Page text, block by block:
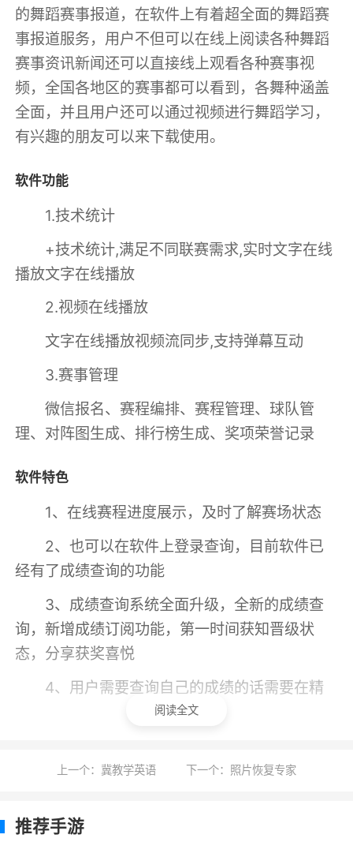
的舞蹈赛事报道，在软件上有着超全面的舞蹈赛
事报道服务，用户不但可以在线上阅读各种舞蹈
赛事资讯新闻还可以直接线上观看各种赛事视
频，全国各地区的赛事都可以看到，各舞种涵盖
全面，并且用户还可以通过视频进行舞蹈学习，
有兴趣的朋友可以来下载使用。
软件功能
1.技术统计
+技术统计,满足不同联赛需求,实时文字在线
播放文字在线播放
2.视频在线播放
文字在线播放视频流同步,支持弹幕互动
3.赛事管理
微信报名、赛程编排、赛程管理、球队管
理、对阵图生成、排行榜生成、奖项荣誉记录
软件特色
1、在线赛程进度展示，及时了解赛场状态
2、也可以在软件上登录查询，目前软件已
经有了成绩查询的功能
3、成绩查询系统全面升级，全新的成绩查
询，新增成绩订阅功能，第一时间获知晋级状
态，分享获奖喜悦
4、用户需要查询自己的成绩的话需要在精
雀赛事管理系统上进行登录，直接在购物查询就
5、还有实时在线播放，各种舞蹈赛事都可
6、舞蹈类的新闻资讯的app软件，为你及时
阅读全文
上一个：冀教学英语 下一个：照片恢复专家
推荐手游